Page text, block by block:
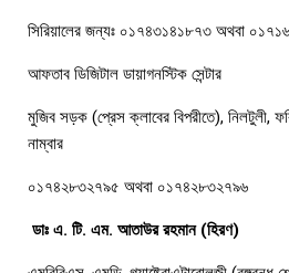
সিরিয়ালের জন্যঃ ০১৭৪৩১৪১৮৭৩ অথবা
আফতাব ডিজিটাল ডায়াগনস্টিক সেন্টার
মুজিব সড়ক (প্রেস ক্লাবের বিপরীতে), নিলটুলী,
নাম্বার
০১৭৪২৮৩২৭৯৫ অথবা ০১৭৪২৮৩২৭৯৬
ডাঃ এ. টি. এম. আতাউর রহমান (হিরণ)